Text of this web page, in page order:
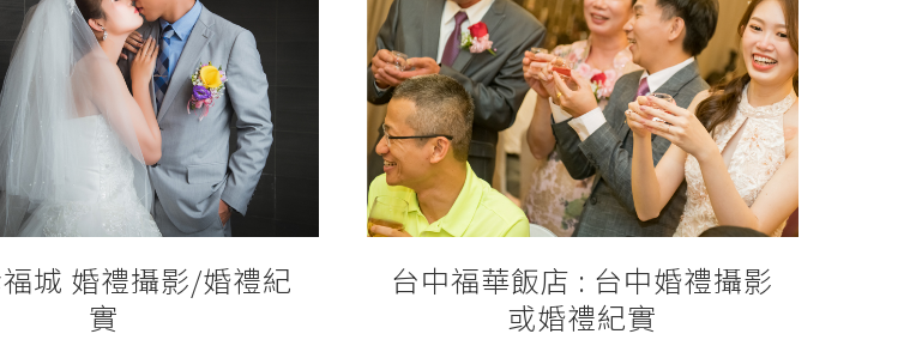
城 婚禮攝影/婚禮紀
實
台中福華飯店 : 台中婚禮攝影
或婚禮紀實